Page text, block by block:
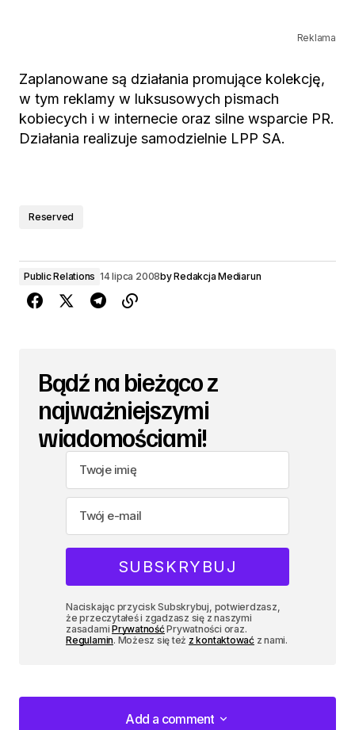
Reklama
Zaplanowane są działania promujące kolekcję,
w tym reklamy w luksusowych pismach
kobiecych i w internecie oraz silne wsparcie PR.
Działania realizuje samodzielnie LPP SA.
Reserved
Public Relations 14 lipca 2008byRedakcja Mediarun
Bądź na bieżąco z
najważniejszymi
wiadomościami!
Naciskając przycisk Subskrybuj, potwierdzasz,
że przeczytałeś i zgadzasz się z naszymi
zasadamiPrywatnośćPrywatności oraz.
Regulamin. Możesz się też z kontaktowaćz nami.
Add a comment